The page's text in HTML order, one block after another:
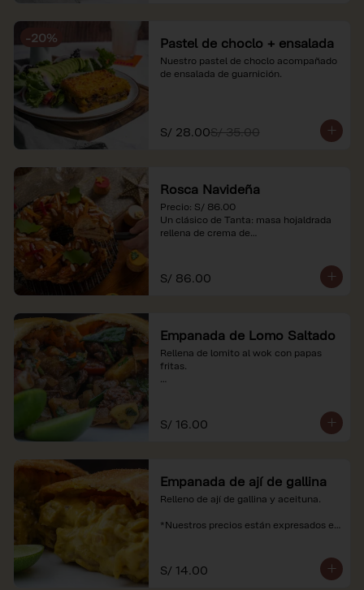
-20% Pastel de choclo + ensalada
Nuestro pastel de choclo acompañado
de ensalada de guarnición.
S/ 28.00S/ 35.00
Rosca Navideña
Precio: S/ 86.00
Un clásico de Tanta: masa hojaldrada
rellena de crema de
*Nuestros precios están expresados en
soles e incluyen impuestos de ley y
S/ 86.00
Empanada de Lomo Saltado
Rellena de lomito al wok con papas
fritas.
S/ 16.00
Empanada de ají de gallina
Relleno de ají de gallina y aceituna.
*Nuestros precios están expresados en
S/ 14.00